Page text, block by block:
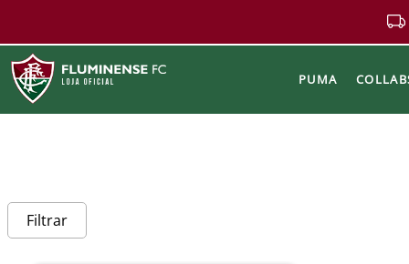
PUMA
Filtrar